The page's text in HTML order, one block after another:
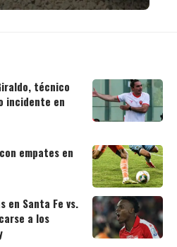
técnico
incidente en
empates en
en Santa Fe vs.
a los